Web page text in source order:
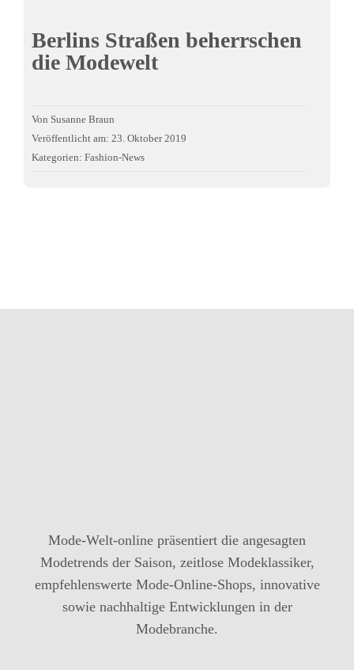
Berlins Straßen beherrschen
die Modewelt
Von Susanne Braun
Veröffentlicht am: 23. Oktober 2019
Kategorien: Fashion-News
Mode-Welt-online präsentiert die angesagten
Modetrends der Saison, zeitlose Modeklassiker,
empfehlenswerte Mode-Online-Shops, innovative
sowie nachhaltige Entwicklungen in der
Modebranche.